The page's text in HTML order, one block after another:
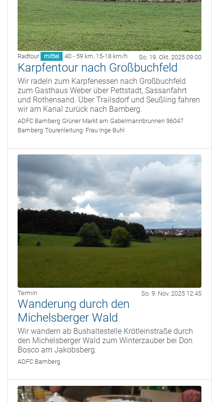
Radtour mittel 40 - 59 km, 15-18 km/h So. 19. Okt. 2025 09:00
Karpfentour nach Großbuchfeld
Wir radeln zum Karpfenessen nach Großbuchfeld
zum Gasthaus Weber über Pettstadt, Sassanfahrt
und Rothensand. Über Trailsdorf und Seußling fahren
wir am Kanal zurück nach Bamberg.
ADFC Bamberg Grüner Markt am Gabelmannbrunnen 96047
Bamberg Tourenleitung: Frau Inge Buhl
Termin So. 9. Nov. 2025 12:45
Wanderung durch den
Michelsberger Wald
Wir wandern ab Bushaltestelle Krötleinstraße durch
den Michelsberger Wald zum Winterzauber bei Don
Bosco am Jakobsberg.
ADFC Bamberg